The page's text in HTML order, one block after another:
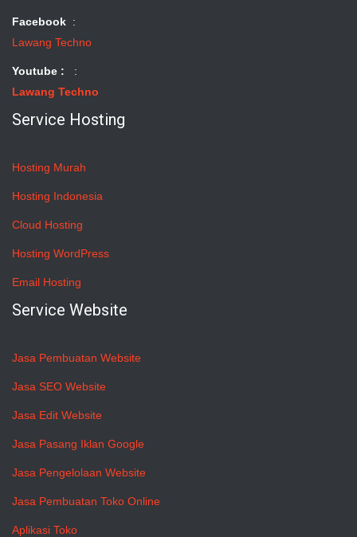
Facebook :
Lawang Techno
Youtube :
:
Lawang Techno
Service Hosting
Hosting Murah
Hosting Indonesia
Cloud Hosting
Hosting WordPress
Email Hosting
Service Website
Jasa Pembuatan Website
Jasa SEO Website
Jasa Edit Website
Jasa Pasang Iklan Google
Jasa Pengelolaan Website
Jasa Pembuatan Toko Online
Aplikasi Toko